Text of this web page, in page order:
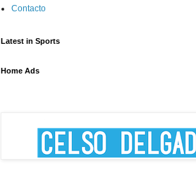
Contacto
Latest in Sports
Home Ads